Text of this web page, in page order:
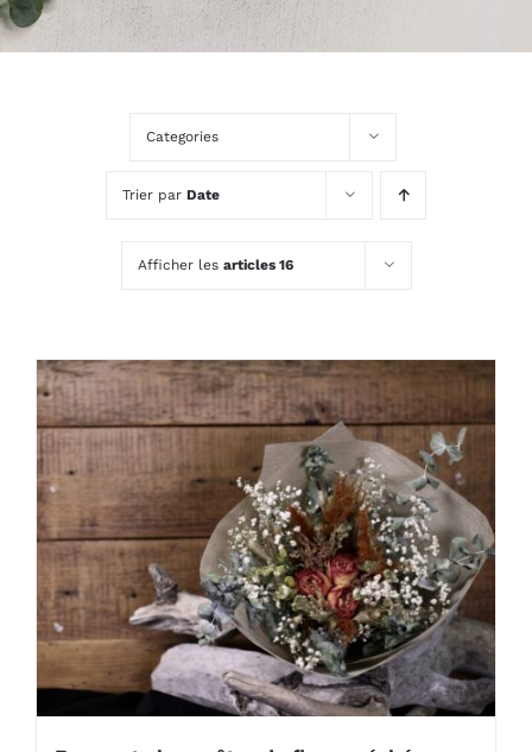
Categories
Trier par Date
Afficher les articles 16